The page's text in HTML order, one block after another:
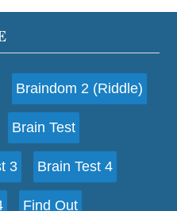
Braindom 2 (Riddle)
Brain Test
3 Brain Test 4
Find Out